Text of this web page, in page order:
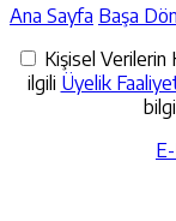
Ana Sayfa Başa Dön
Kişisel Verilerin
ilgili Üyelik